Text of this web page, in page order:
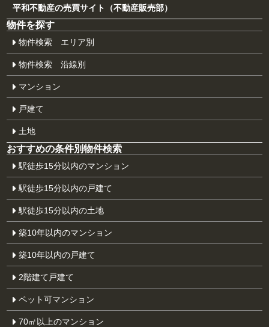
平和不動産の売買サイト（不動産販売部）
物件を探す
物件検索 エリア別
物件検索 沿線別
マンション
戸建て
土地
おすすめの条件別物件検索
駅徒歩15分以内のマンション
駅徒歩15分以内の戸建て
駅徒歩15分以内の土地
築10年以内のマンション
築10年以内の戸建て
2階建て戸建て
ペット可マンション
70㎡以上のマンション